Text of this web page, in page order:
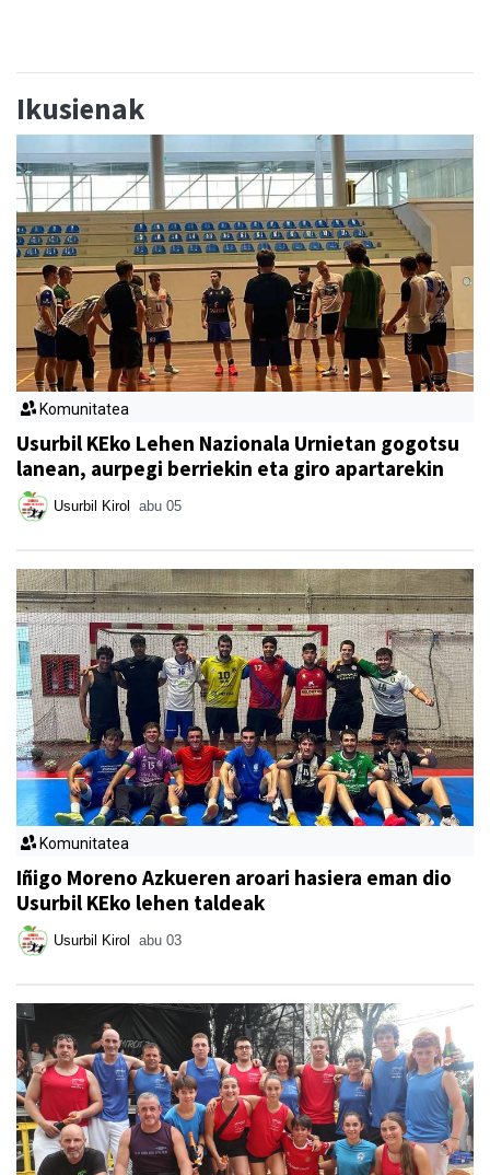
Ikusienak
Komunitatea
Usurbil KEko Lehen Nazionala Urnietan gogotsu
lanean, aurpegi berriekin eta giro apartarekin
Usurbil Kirol abu 05
Komunitatea
Iñigo Moreno Azkueren aroari hasiera eman dio
Usurbil KEko lehen taldeak
Usurbil Kirol abu 03